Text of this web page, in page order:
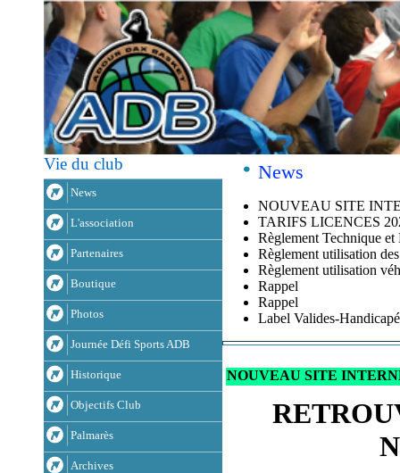
Vie du club
News
L'association
Partenaires
Boutique
Photos
Journée Défi Sports ADB
Historique
Objectifs Club
Palmarès
Archives
News
NOUVEAU SITE
TARIFS LICENCES
Règlement Technique
Règlement utilisation
Règlement utilisation
Rappel
Rappel
Label Valides-
NOUVEAU SITE